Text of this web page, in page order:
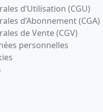
d’Utilisation (CGU)
d’Abonnement (CGA)
de Vente (CGV)
personnelles